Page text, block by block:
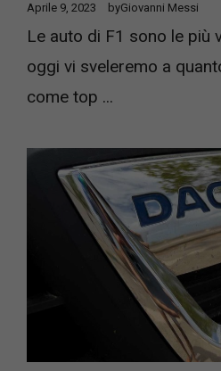
Aprile 9, 2023 byGiovanni Messi
Le auto di F1 sono le più
oggi vi sveleremo a
come top ...